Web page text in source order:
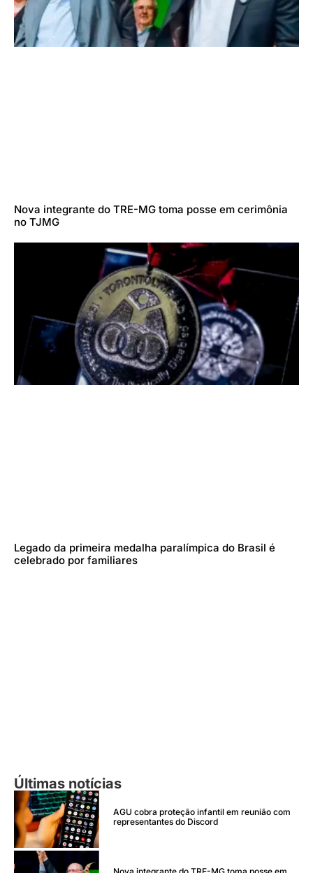
Nova integrante do TRE-MG toma posse em cerimônia
no TJMG
Legado da primeira medalha paralímpica do Brasil é
celebrado por familiares
Últimas notícias
AGU cobra proteção infantil em reunião com
representantes do Discord